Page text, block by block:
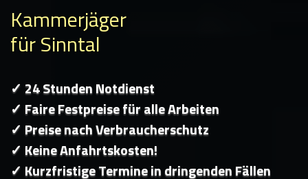
Kammerjäger
für Sinntal
✓ 24 Stunden Notdienst
✓ Faire Festpreise für alle Arbeiten
✓ Preise nach Verbraucherschutz
✓ Keine Anfahrtskosten!
✓ Kurzfristige Termine in dringenden Fällen